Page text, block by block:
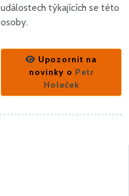
událostech týkajících se této
osoby.
Upozornit na
novinky o Petr
Holeček